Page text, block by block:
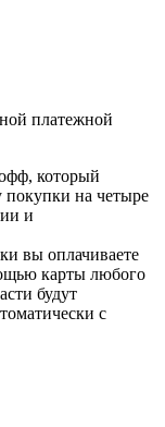
платежной
который
покупки на четыре
и
вы оплачиваете
карты любого
будут
с